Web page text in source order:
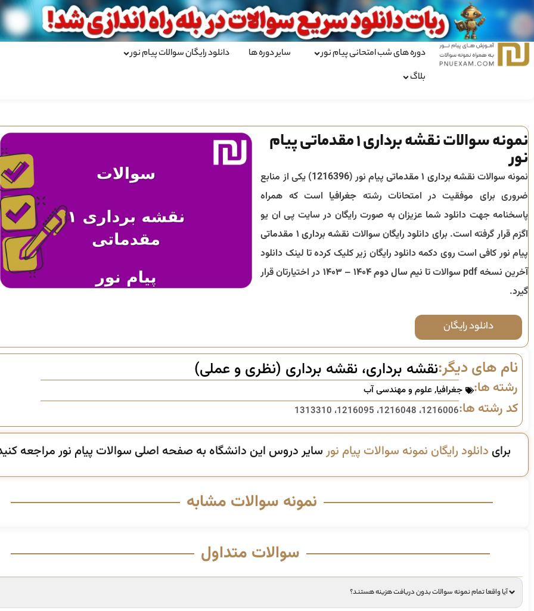
دوره های شب امتحانی پیام نور سایر دوره ها
دانلود رایگان سوالات پیام نور
بلاگ
نمونه سوالات نقشه برداری 1 مقدماتی پیام
نور
نمونه سوالات نقشه برداری ۱ مقدماتی پیام نور (1216396) یکی از منابع
ضروری برای موفقیت در امتحانات رشته جغرافیا است که همراه
پاسخنامه جهت دانلود شما عزیزان به صورت رایگان در سایت پی ان یو
اگزم قرار گرفته است. برای دانلود رایگان سوالات نقشه برداری ۱ مقدماتی
پیام نور کافی است روی دکمه دانلود رایگان زیر کلیک کرده تا لینک دانلود
آخرین نسخه pdf سوالات تا
نیم سال دوم ۱۴۰۴ – ۱۴۰۳
در اختیارتان قرار
گیرد.
دانلود رایگان
نام های دیگر:نقشه برداری، نقشه برداری (نظری و عملی)
رشته ها: جغرافیا,علوم و مهندسی آب
کد رشته ها:1216006، 1216048، 1216095، 1313310
برای دانلود رایگان نمونه سوالات پیام نورسایر دروس این دانشگاه به صفحه اصلی سوالات پیام نور مراجعه
نمونه سوالات مشابه
سوالات متداول
آیا واقعا تمام نمونه سوالات بدون دریافت هزینه هستند؟